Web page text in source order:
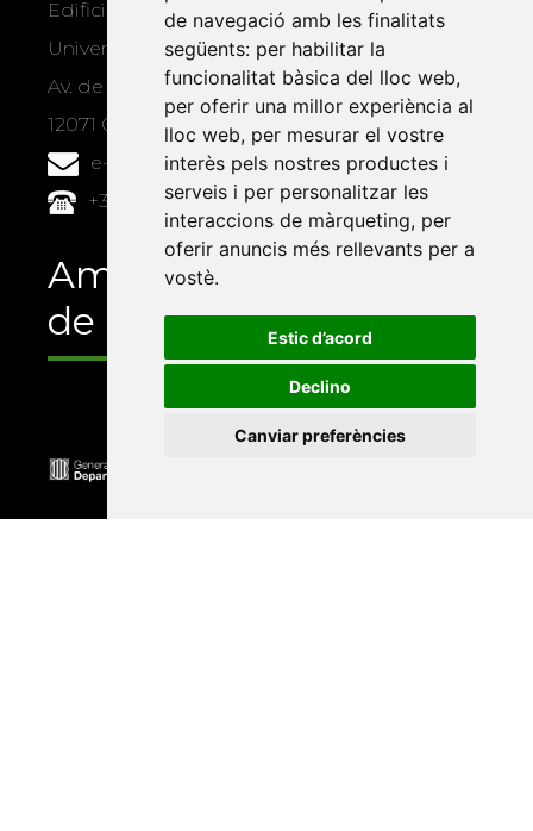
de navegació amb les finalitats
següents: per habilitar la
funcionalitat bàsica del lloc web,
per oferir una millor experiència al
lloc web, per mesurar el vostre
interès pels nostres productes i
serveis i per personalitzar les
interaccions de màrqueting, per
oferir anuncis més rellevants per a
vostè.
Estic d’acord
Declino
Canviar preferències
Edifici Àgora
Universitat Jaume I, local 10
Av. de Vicent Sos Baynat, s/n
12071 Castelló de la Plana
e-buc@vives.org
+34 964 72 89 93
Amb el suport
de